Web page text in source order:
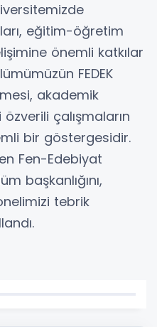
eğitim-öğretim
önemli katkılar
FEDEK
akademik
çalışmaların
bir göstergesidir.
Fen-Edebiyat
başkanlığını,
tebrik